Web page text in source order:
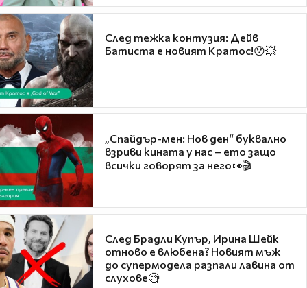
След тежка контузия: Дейв
Батиста е новият Кратос!😯💥
„Спайдър-мен: Нов ден“ буквално
взриви кината у нас – ето защо
всички говорят за него👀🎬
След Брадли Купър, Ирина Шейк
отново е влюбена? Новият мъж
до супермодела разпали лавина от
слухове🧐